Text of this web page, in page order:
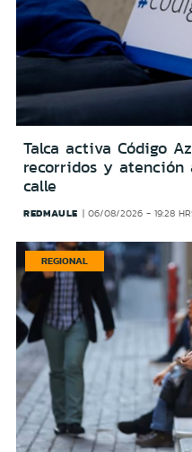
Talca activa Código
recorridos y atención
calle
REDMAULE 06/08/2026 - 19:28
REGIONAL